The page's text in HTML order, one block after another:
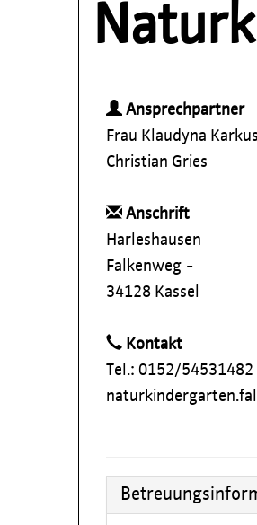
Ansprechpartner
Frau Klaudyna Karkus
Christian Gries
Anschrift
Harleshausen
Falkenweg -
34128 Kassel
Kontakt
Tel.: 0152/54531482